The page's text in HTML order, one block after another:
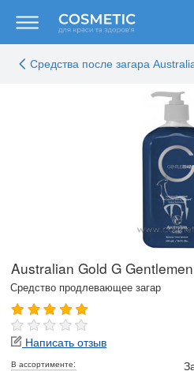
Средства после загара
Australian Gold G
Средство продлевающее загар
Написать отзыв
В ассортименте: